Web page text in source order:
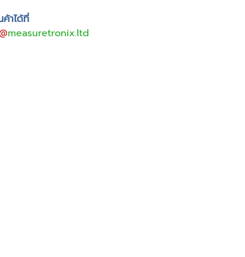
าได้ที่
measuretronix.ltd